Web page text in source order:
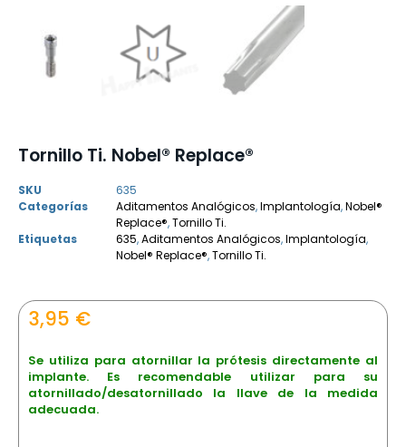
Tornillo Ti. Nobel® Replace®
SKU
635
Categorías
Aditamentos Analógicos,Implantología,Nobel®
Replace®,Tornillo Ti.
Etiquetas
635,Aditamentos Analógicos,Implantología,
Nobel® Replace®,Tornillo Ti.
3,95 €
Se utiliza para atornillar la prótesis directamente al
implante. Es recomendable utilizar para su
atornillado/desatornillado la llave de la medida
adecuada.